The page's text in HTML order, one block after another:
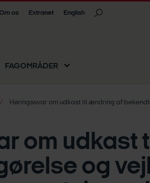
os Extranet English
FAGOMRÅDER
Høringssvar om udkast til ændring af
om udkast
og